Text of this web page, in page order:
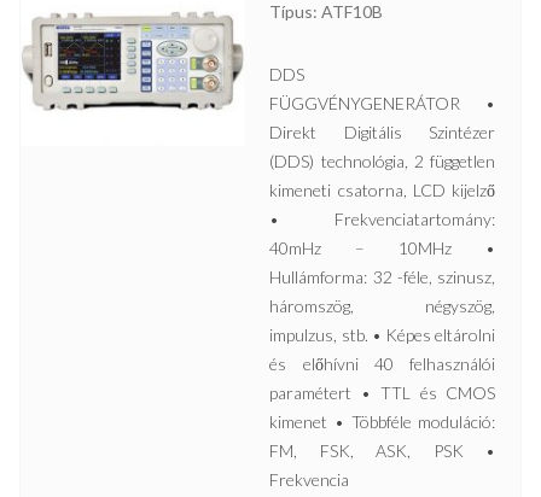
Típus: ATF10B
DDS
FÜGGVÉNYGENERÁTOR •
Direkt Digitális Szintézer
(DDS) technológia, 2 független
kimeneti csatorna, LCD kijelző
• Frekvenciatartomány:
40mHz – 10MHz •
Hullámforma: 32 -féle, szinusz,
háromszög, négyszög,
impulzus, stb. • Képes eltárolni
és előhívni 40 felhasználói
paramétert • TTL és CMOS
kimenet • Többféle moduláció:
FM, FSK, ASK, PSK •
Frekvencia